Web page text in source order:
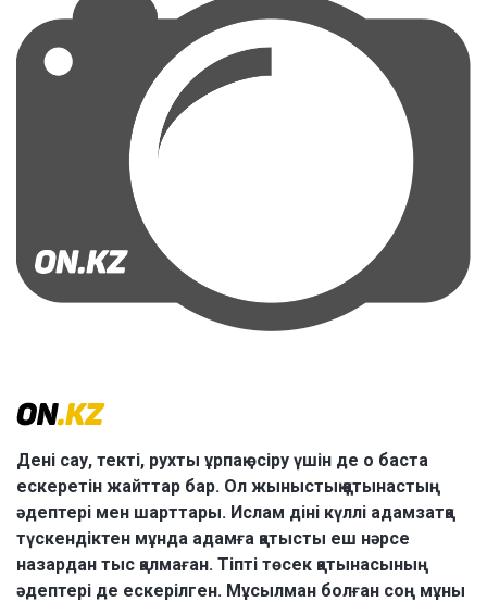
Дені сау, текті, рухты ұрпақ өсіру үшін де о баста
ескеретін жайттар бар. Ол жыныстық қатынастың
әдептері мен шарттары. Ислам діні күллі адамзатқа
түскендіктен мұнда адамға қатысты еш нәрсе
назардан тыс қалмаған. Тіпті төсек қатынасының
әдептері де ескерілген. Мұсылман болған соң мұны